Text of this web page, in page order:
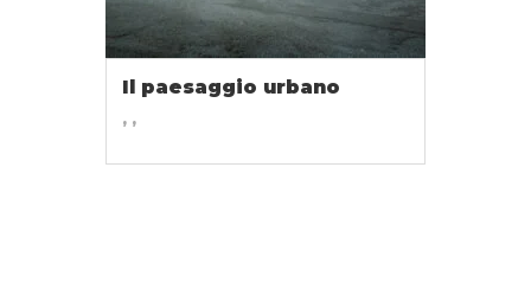
Il paesaggio urbano
, ,